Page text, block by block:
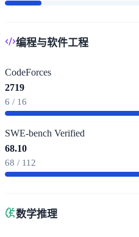
编程与软件工程
CodeForces
2719
6 / 16
SWE-bench Verified
68.10
68 / 112
数学推理